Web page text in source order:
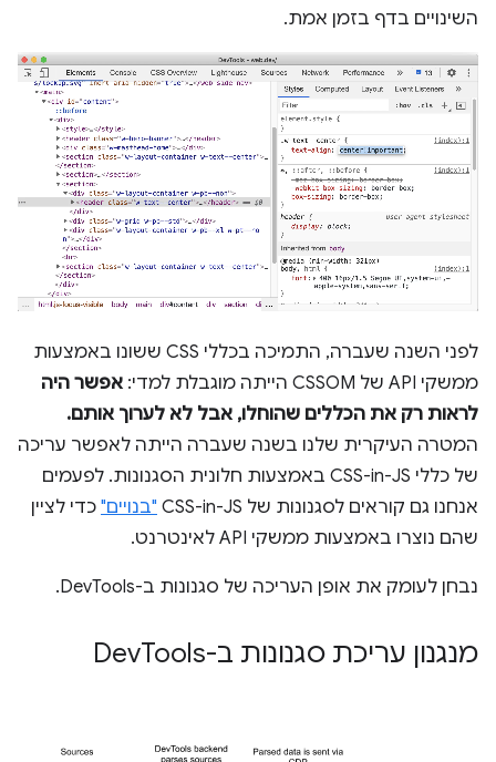
השינויים בדף בזמן אמת.
לפני השנה שעברה, התמיכה בכללי CSS ששונו באמצעות
ממשקי API של CSSOM הייתה מוגבלת למדי:
אפשר היה
לראות רק את הכללים שהוחלו, אבל לא לערוך אותם.
המטרה העיקרית שלנו בשנה שעברה הייתה לאפשר עריכה
של כללי CSS-in-JS באמצעות חלונית הסגנונות. לפעמים
אנחנו גם קוראים לסגנונות של CSS-in-JS
"בנויים" כדי לציין
שהם נוצרו באמצעות ממשקי API לאינטרנט.
נבחן לעומק את אופן העריכה של סגנונות ב-DevTools.
מנגנון עריכת סגנונות ב-DevTools